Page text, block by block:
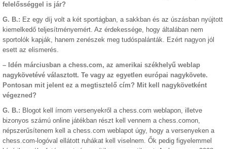
felelősséggel is jár?
G. B.: Ez egy díj volt a két sportágban, a sakkban és az úszásban nyújtott
kiemelkedő teljesítményemért. Az érdekessége, hogy általában nem
sportolók kapják, hanem zenészek meg tudóspalánták. Ezért nagyon jól
esett az elismerés.
– Idén márciusban a chess.com, az amerikai székhelyű weblap
nagykövetévé választott. Te vagy az egyetlen európai nagykövete.
Pontosan mit jelent ez a megtisztelő cím? Mit kell nagykövetként
végezned?
G. B.: Blogot kell írnom versenyekről a chess.com weblapon, illetve
bizonyos számú online játékban részt kell vennem a chess.comon,
népszerűsítenem kell a chess.com weblapot úgy, hogy a versenyeken a
chess.com-logóval ellátott ruhákat kell viselnem. Ők pedig figyelemmel